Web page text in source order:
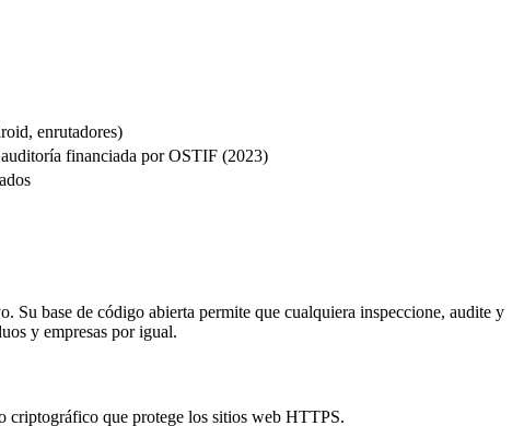
enrutadores)
financiada por OSTIF (2023)
Su base de código abierta permite que cualquiera inspeccione, audite y
y empresas por igual.
criptográfico que protege los sitios web HTTPS.